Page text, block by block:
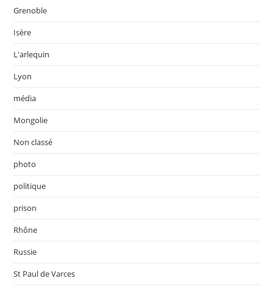
Grenoble
Isère
L'arlequin
Lyon
média
Mongolie
Non classé
photo
politique
prison
Rhône
Russie
St Paul de Varces